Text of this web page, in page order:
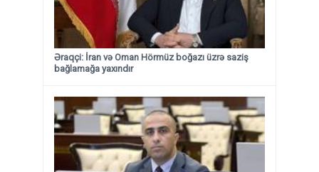
Əraqçi: İran və Oman Hörmüz boğazı üzrə saziş
bağlamağa yaxındır